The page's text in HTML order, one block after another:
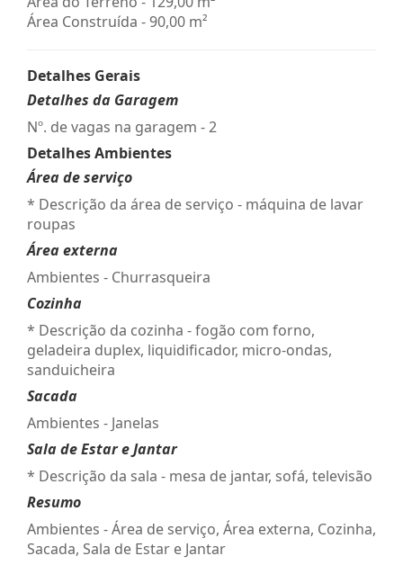
Área Construída - 90,00 m²
Detalhes Gerais
Detalhes da Garagem
Nº. de vagas na garagem - 2
Detalhes Ambientes
Área de serviço
* Descrição da área de serviço - máquina de lavar
roupas
Área externa
Ambientes - Churrasqueira
Cozinha
* Descrição da cozinha - fogão com forno,
geladeira duplex, liquidificador, micro-ondas,
sanduicheira
Sacada
Ambientes - Janelas
Sala de Estar e Jantar
* Descrição da sala - mesa de jantar, sofá, televisão
Resumo
Ambientes - Área de serviço, Área externa, Cozinha,
Sacada, Sala de Estar e Jantar